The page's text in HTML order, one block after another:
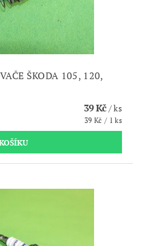
ŠKODA 105, 120,
39 Kč/ ks
39 Kč / 1 ks